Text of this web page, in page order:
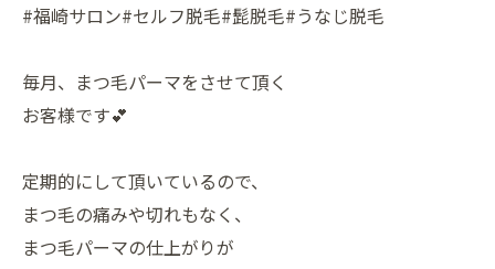
#福崎サロン#セルフ脱毛#髭脱毛#うなじ脱毛
毎月、まつ毛パーマをさせて頂く
お客様です💕
定期的にして頂いているので、
まつ毛の痛みや切れもなく、
まつ毛パーマの仕上がりが